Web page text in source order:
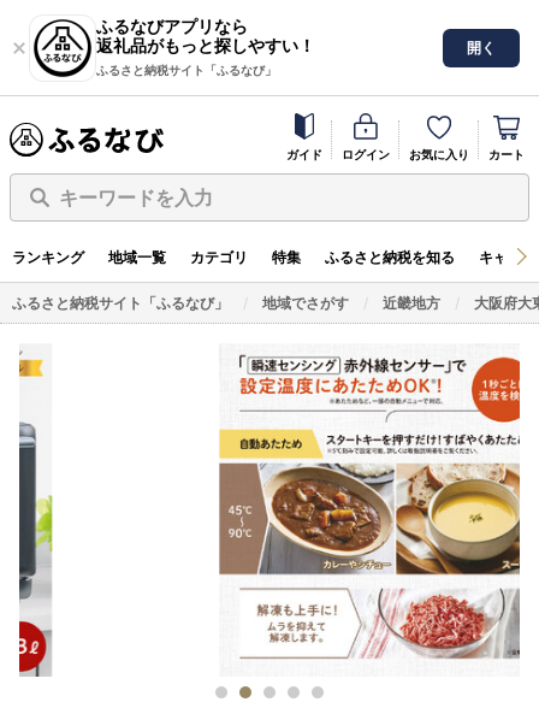
ふるなびアプリなら
返礼品がもっと探しやすい！
ふるさと納税サイト「ふるなび」
開く
ガイド ログイン お気に入り カート
キーワードを入力
ランキング 地域一覧 カテゴリ 特集 ふるさと納税を知る キャン
ふるさと納税サイト「ふるなび」 地域でさがす 近畿地方 大阪府大